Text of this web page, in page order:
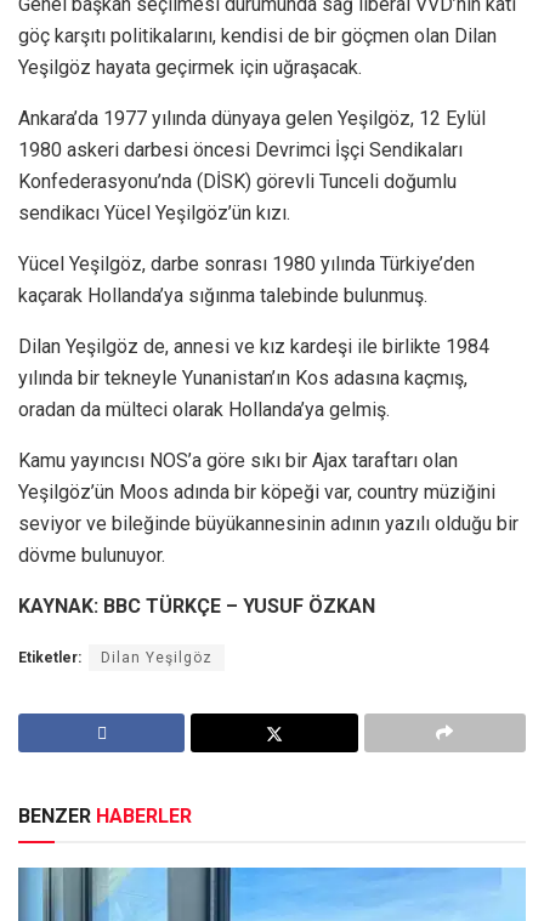
göç karşıtı politikalarını, kendisi de bir göçmen olan Dilan
Yeşilgöz hayata geçirmek için uğraşacak.
Ankara’da 1977 yılında dünyaya gelen Yeşilgöz, 12 Eylül
1980 askeri darbesi öncesi Devrimci İşçi Sendikaları
Konfederasyonu’nda (DİSK) görevli Tunceli doğumlu
sendikacı Yücel Yeşilgöz’ün kızı.
Yücel Yeşilgöz, darbe sonrası 1980 yılında Türkiye’den
kaçarak Hollanda’ya sığınma talebinde bulunmuş.
Dilan Yeşilgöz de, annesi ve kız kardeşi ile birlikte 1984
yılında bir tekneyle Yunanistan’ın Kos adasına kaçmış,
oradan da mülteci olarak Hollanda’ya gelmiş.
Kamu yayıncısı NOS’a göre sıkı bir Ajax taraftarı olan
Yeşilgöz’ün Moos adında bir köpeği var, country müziğini
seviyor ve bileğinde büyükannesinin adının yazılı olduğu bir
dövme bulunuyor.
KAYNAK: BBC TÜRKÇE – YUSUF ÖZKAN
Etiketler: Dilan Yeşilgöz
BENZER HABERLER